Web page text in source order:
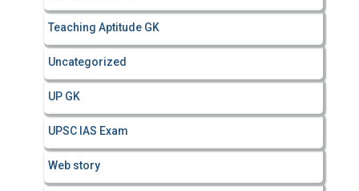
Teaching Aptitude GK
Uncategorized
UP GK
UPSC IAS Exam
Web story